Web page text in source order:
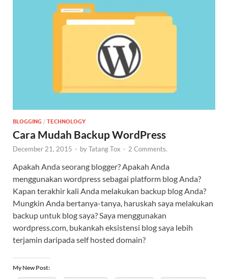
BLOGGING / TECHNOLOGY
Cara Mudah Backup WordPress
December 21, 2015 - byTatang Tox - 2 Comments.
Apakah Anda seorang blogger? Apakah Anda
menggunakan wordpress sebagai platform blog Anda?
Kapan terakhir kali Anda melakukan backup blog Anda?
Mungkin Anda bertanya-tanya, haruskah saya melakukan
backup untuk blog saya? Saya menggunakan
wordpress.com, bukankah eksistensi blog saya lebih
terjamin daripada self hosted domain?
My New Post: